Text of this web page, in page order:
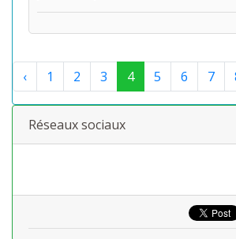
‹ 1 2 3 4 5 6 7
Réseaux sociaux